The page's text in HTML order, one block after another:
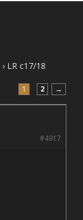
› LR c17/18
1 2 →
#4917